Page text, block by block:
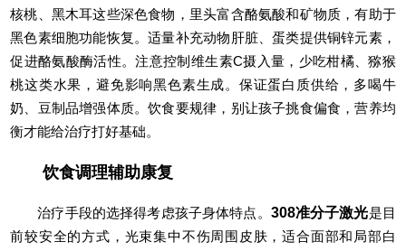
核桃、黑木耳这些深色食物，里头富含酪氨酸和矿物质，有助于
黑色素细胞功能恢复。适量补充动物肝脏、蛋类提供铜锌元素，
促进酪氨酸酶活性。注意控制维生素C摄入量，少吃柑橘、猕猴
桃这类水果，避免影响黑色素生成。保证蛋白质供给，多喝牛
奶、豆制品增强体质。饮食要规律，别让孩子挑食偏食，营养均
衡才能给治疗打好基础。
饮食调理辅助康复
治疗手段的选择得考虑孩子身体特点。 308准分子激光是目
前较安全的方式，光束集中不伤周围皮肤，适合面部和局部白